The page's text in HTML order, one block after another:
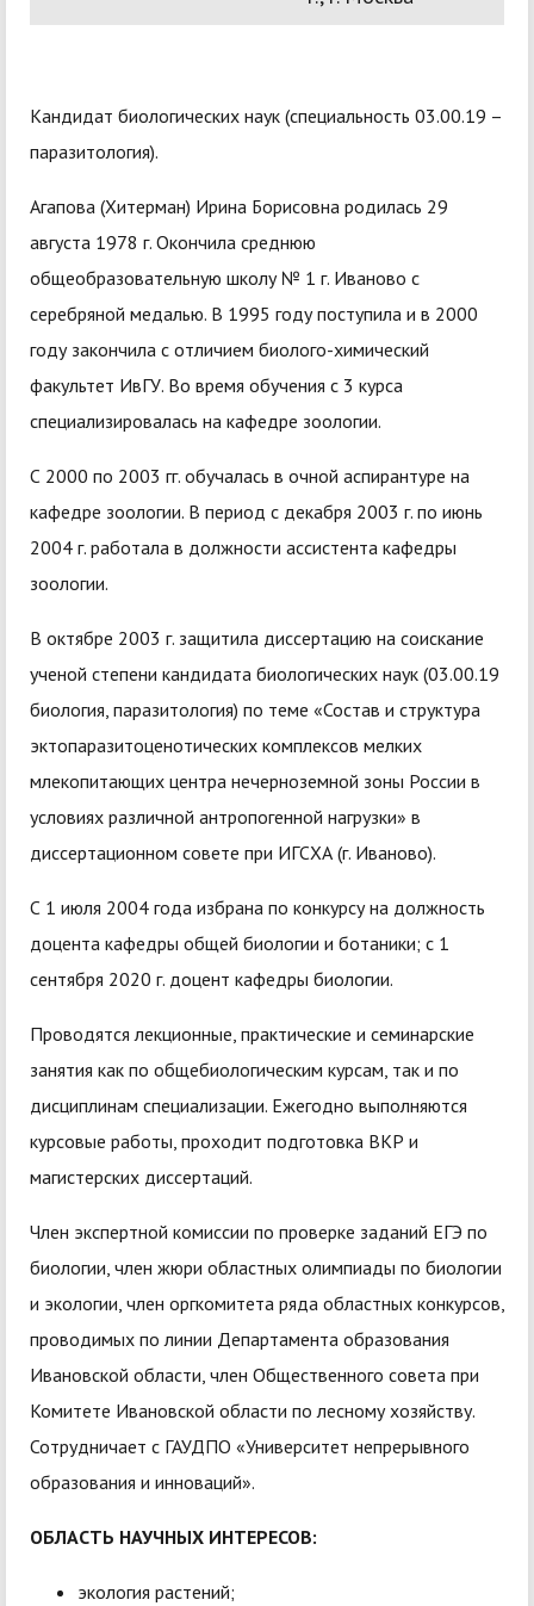
Кандидат биологических наук (специальность 03.00.19 –
паразитология).
Агапова (Хитерман) Ирина Борисовна родилась 29
августа 1978 г. Окончила среднюю
общеобразовательную школу № 1 г. Иваново с
серебряной медалью. В 1995 году поступила и в 2000
году закончила с отличием биолого-химический
факультет ИвГУ. Во время обучения с 3 курса
специализировалась на кафедре зоологии.
С 2000 по 2003 гг. обучалась в очной аспирантуре на
кафедре зоологии. В период с декабря 2003 г. по июнь
2004 г. работала в должности ассистента кафедры
зоологии.
В октябре 2003 г. защитила диссертацию на соискание
ученой степени кандидата биологических наук (03.00.19
биология, паразитология) по теме «Состав и структура
эктопаразитоценотических комплексов мелких
млекопитающих центра нечерноземной зоны России в
условиях различной антропогенной нагрузки» в
диссертационном совете при ИГСХА (г. Иваново).
С 1 июля 2004 года избрана по конкурсу на должность
доцента кафедры общей биологии и ботаники; с 1
сентября 2020 г. доцент кафедры биологии.
Проводятся лекционные, практические и семинарские
занятия как по общебиологическим курсам, так и по
дисциплинам специализации. Ежегодно выполняются
курсовые работы, проходит подготовка ВКР и
магистерских диссертаций.
Член экспертной комиссии по проверке заданий ЕГЭ по
биологии, член жюри областных олимпиады по биологии
и экологии, член оргкомитета ряда областных конкурсов,
проводимых по линии Департамента образования
Ивановской области, член Общественного совета при
Комитете Ивановской области по лесному хозяйству.
Сотрудничает с ГАУДПО «Университет непрерывного
образования и инноваций».
ОБЛАСТЬ НАУЧНЫХ ИНТЕРЕСОВ:
экология растений;